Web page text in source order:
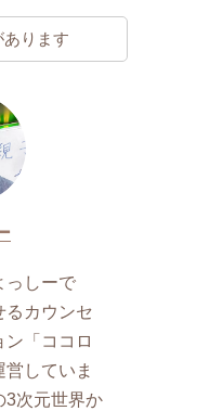
ります
っしーで
るカウンセ
ン「ココロ
営していま
3次元世界か